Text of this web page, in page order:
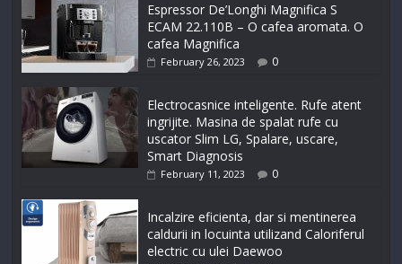
Espressor De’Longhi Magnifica S
ECAM 22.110B – O cafea aromata. O
cafea Magnifica
February 26, 2023 0
Electrocasnice inteligente. Rufe atent
ingrijite. Masina de spalat rufe cu
uscator Slim LG, Spalare, uscare,
Smart Diagnosis
February 11, 2023 0
Incalzire eficienta, dar si mentinerea
caldurii in locuinta utilizand Caloriferul
electric cu ulei Daewoo